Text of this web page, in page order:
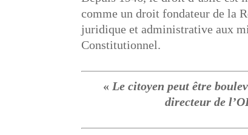
comme un droit fondateur de la
juridique et administrative aux
Constitutionnel.
« Le citoyen peut être
directeur de